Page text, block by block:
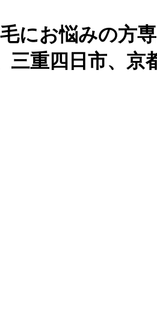
にお悩みの方
重四日市、京